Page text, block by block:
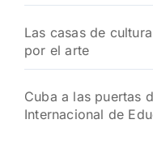
Las casas de
por el arte
Cuba a las puertas
Internacional de